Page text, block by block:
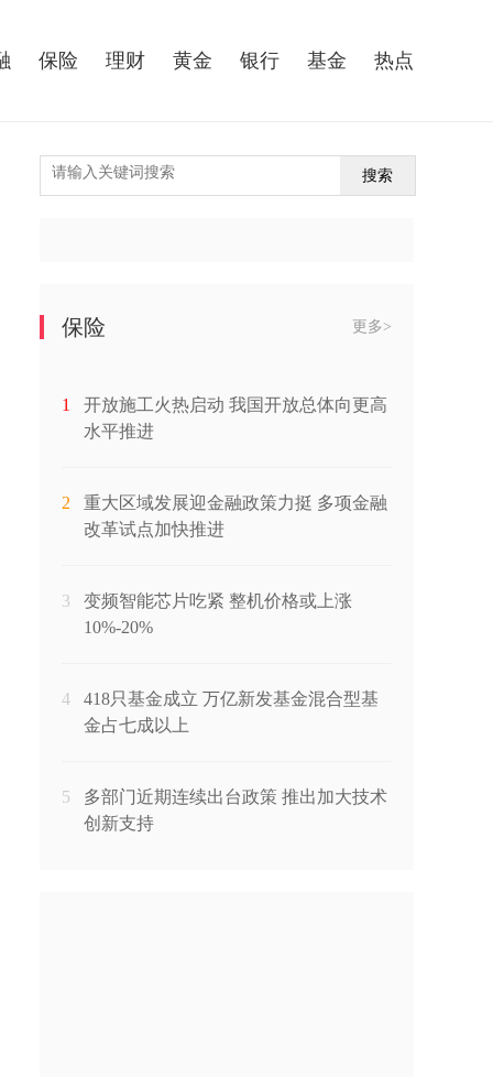
保险 理财 黄金 银行 基金 热点
搜索
保险 更多>
1
开放施工火热启动 我国开放总体向更高
水平推进
2
重大区域发展迎金融政策力挺 多项金融
改革试点加快推进
3
变频智能芯片吃紧 整机价格或上涨
10%-20%
4
418只基金成立 万亿新发基金混合型基
金占七成以上
5
多部门近期连续出台政策 推出加大技术
创新支持